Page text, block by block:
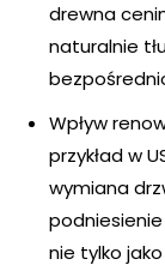
drewna
naturalnie
Wpływ
przykład w
wymiana
nie tylko